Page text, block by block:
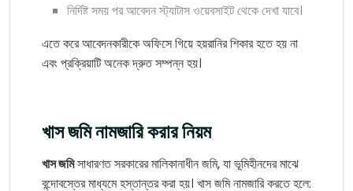
নির্দিষ্ট সময় পর আবেদন স্ট্যাটাস ওয়েবসাইট থেকে দেখা যাবে।
এতে করে আবেদনকারীকে অফিসে গিয়ে হয়রানির শিকার হতে হয় না
এবং প্রক্রিয়াটি অনেক দ্রুত সম্পন্ন হয়।
খাস জমি নামজারি করার নিয়ম
খাস জমিসাধারণত সরকারের মালিকানাধীন জমি, যা ভূমিহীনদের মাঝে
বন্দোবস্তের মাধ্যমে হস্তান্তর করা হয়। খাস জমি নামজারি করতে হলে: